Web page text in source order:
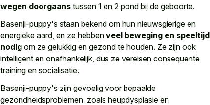
wegen doorgaans tussen 1 en 2 pond bij de geboorte.
Basenji-puppy's staan bekend om hun nieuwsgierige en
energieke aard, en ze hebben veel beweging en speeltijd
nodig om ze gelukkig en gezond te houden. Ze zijn ook
intelligent en onafhankelijk, dus ze vereisen consequente
training en socialisatie.
Basenji-puppy's zijn gevoelig voor bepaalde
gezondheidsproblemen, zoals heupdysplasie en